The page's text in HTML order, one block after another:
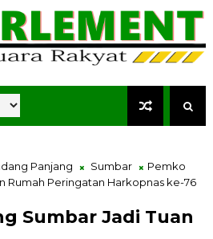
Panjang Sumbar
Pemko
Rumah Peringatan Harkopnas ke-76
Sumbar Jadi Tuan